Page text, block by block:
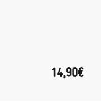
14,90€